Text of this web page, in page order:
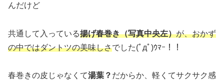
んだけど
共通して入っている揚げ春巻き（写真中央左）が、おかず
の中ではダントツの美味しさでした(ﾟдﾟ)ｳﾏｰ！！
春巻きの皮じゃなくて湯葉？ だからか、軽くてサクサク感